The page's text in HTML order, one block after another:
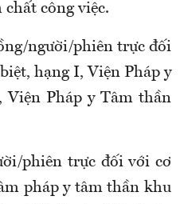
công việc.
người/phiên trực đối
hạng I, Viện Pháp y
Viện Pháp y Tâm thần
phiên trực đối với cơ
pháp y tâm thần khu